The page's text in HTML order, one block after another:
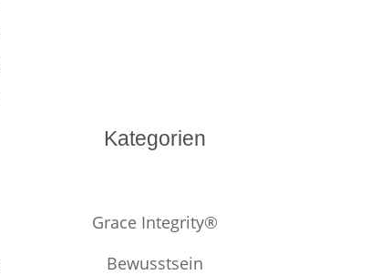
Kategorien
Grace Integrity®
Bewusstsein